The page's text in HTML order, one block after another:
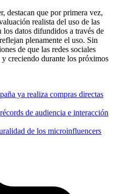
destacan que por primera vez,
realista del uso de las
los datos difundidos a través de
plenamente el uso. Sin
de que las redes sociales
creciendo durante los próximos
ya realiza compras directas
de audiencia e interacción
de los microinfluencers